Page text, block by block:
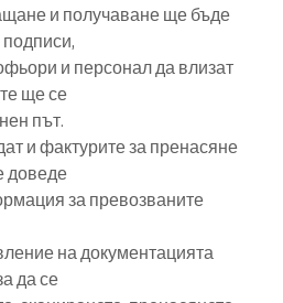
и получаване ще бъде
и персонал да влизат
ще се
път.
и фактурите за пренасяне
доведе
за превозваните
на документацията
да се